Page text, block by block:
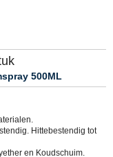
500ML
Hittebestendig tot
en Koudschuim.